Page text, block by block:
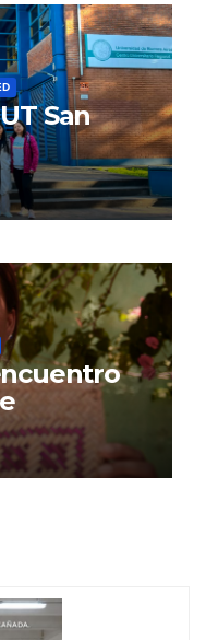
San
turismo
de Serra